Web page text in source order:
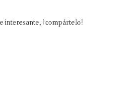
¡compártelo!